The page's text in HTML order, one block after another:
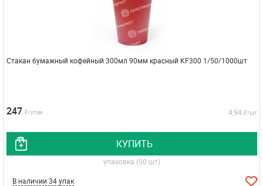
Стакан бумажный кофейный 300мл 90мм красный KF300 1/50/1000шт
247 ₽/упак 4,94 ₽/шт
КУПИТЬ
упаковка (50 шт)
В наличии 34 упак